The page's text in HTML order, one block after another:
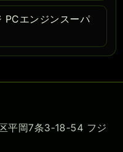
PCエンジンスーパ
平岡7条3-18-54 フジ